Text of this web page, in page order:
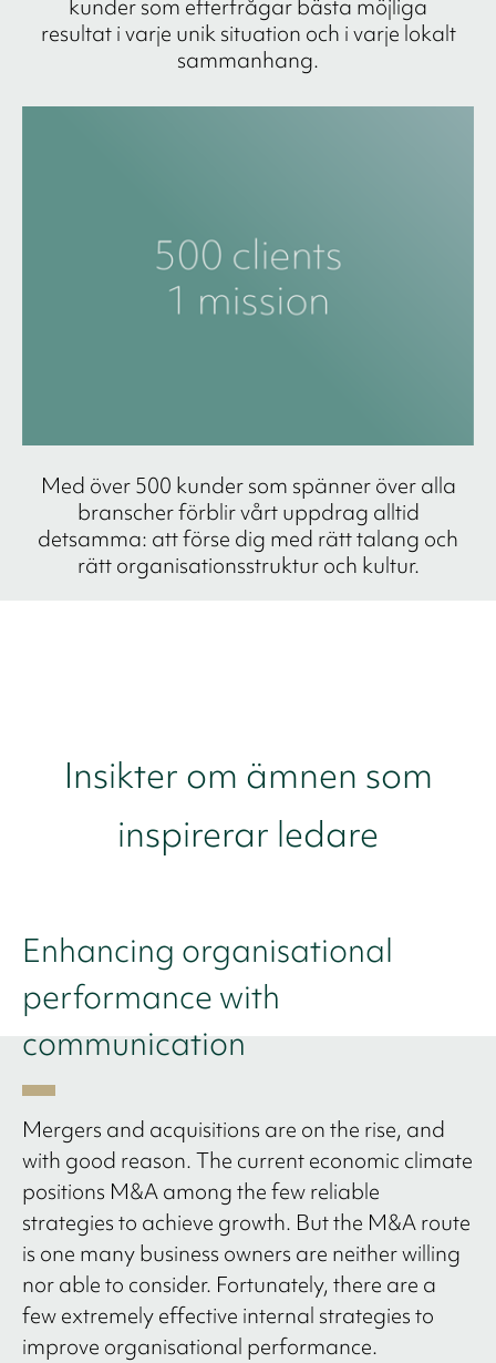
kunder som efterfrågar bästa möjliga
resultat i varje unik situation och i varje lokalt
sammanhang.
Med över 500 kunder som spänner över alla
branscher förblir vårt uppdrag alltid
detsamma: att förse dig med rätt talang och
rätt organisationsstruktur och kultur.
Insikter om ämnen som
inspirerar ledare
Enhancing organisational
performance with
communication
Mergers and acquisitions are on the rise, and
with good reason. The current economic climate
positions M&A among the few reliable
strategies to achieve growth. But the M&A route
is one many business owners are neither willing
nor able to consider. Fortunately, there are a
few extremely effective internal strategies to
improve organisational performance.